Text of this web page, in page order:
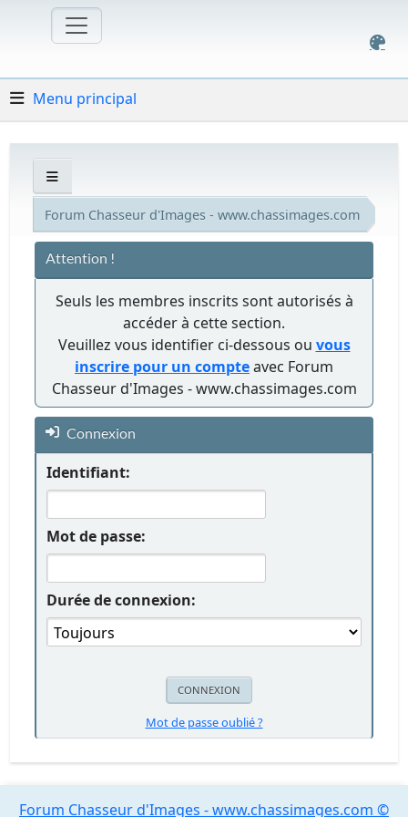
Menu principal
Forum Chasseur d'Images - www.chassimages.com
Attention !
Seuls les membres inscrits sont autorisés à
accéder à cette section.
Veuillez vous identifier ci-dessous ou vous
inscrire pour un compteavec Forum
Chasseur d'Images - www.chassimages.com
Connexion
Identifiant:
Mot de passe:
Durée de connexion:
Mot de passe oublié ?
Forum Chasseur d'Images - www.chassimages.com ©